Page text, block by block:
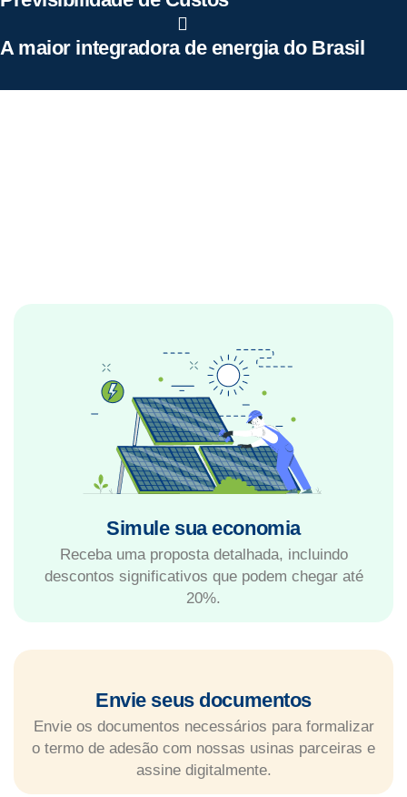
A maior integradora de energia do Brasil
Simule sua economia
Receba uma proposta detalhada, incluindo
descontos significativos que podem chegar até
20%.
Envie seus documentos
Envie os documentos necessários para formalizar
o termo de adesão com nossas usinas parceiras e
assine digitalmente.